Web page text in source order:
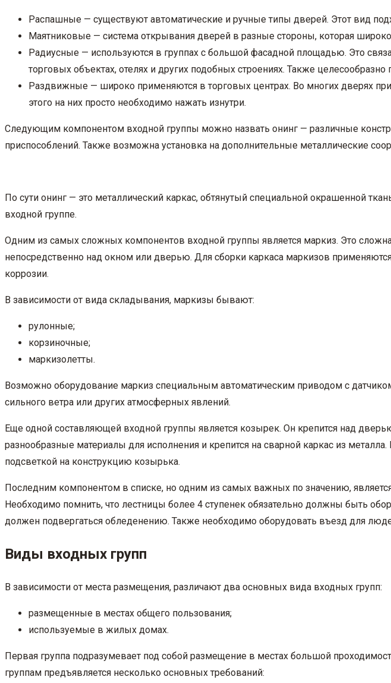
Распашные — существуют автоматические и ручные типы дверей. Этот вид
Маятниковые — система открывания дверей в разные стороны, которая
Радиусные — используются в группах с большой фасадной площадью. Это
торговых объектах, отелях и других подобных строениях. Также
Раздвижные — широко применяются в торговых центрах. Во многих дверях
этого на них просто необходимо нажать изнутри.
Следующим компонентом входной группы можно назвать онинг — различные
приспособлений. Также возможна установка на дополнительные металлические
По сути онинг — это металлический каркас, обтянутый специальной окрашенной
входной группе.
Одним из самых сложных компонентов входной группы является маркиз. Это
непосредственно над окном или дверью. Для сборки каркаса маркизов
коррозии.
В зависимости от вида складывания, маркизы бывают:
рулонные;
корзиночные;
маркизолетты.
Возможно оборудование маркиз специальным автоматическим приводом с
сильного ветра или других атмосферных явлений.
Еще одной составляющей входной группы является козырек. Он крепится над
разнообразные материалы для исполнения и крепится на сварной каркас из
подсветкой на конструкцию козырька.
Последним компонентом в списке, но одним из самых важных по значению,
Необходимо помнить, что лестницы более 4 ступенек обязательно должны быть
должен подвергаться обледенению. Также необходимо оборудовать въезд для
Виды входных групп
В зависимости от места размещения, различают два основных вида входных групп:
размещенные в местах общего пользования;
используемые в жилых домах.
Первая группа подразумевает под собой размещение в местах большой
группам предъявляется несколько основных требований: